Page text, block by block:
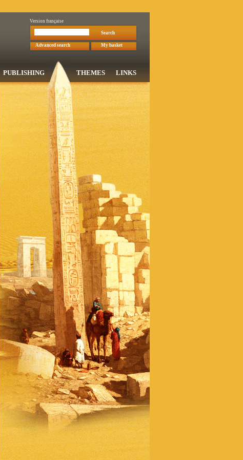
Version française
Search
Advanced search My basket
PUBLISHING THEMES LINKS